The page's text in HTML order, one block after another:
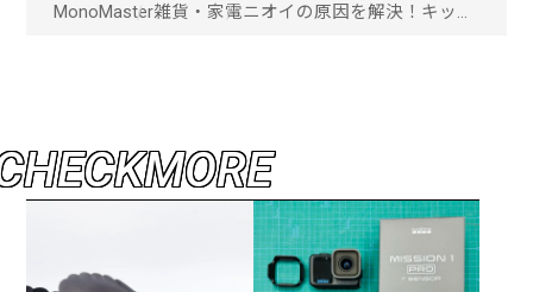
MonoMaster雑貨・家電ニオイの原因を解決！キッチ
HECKMORE